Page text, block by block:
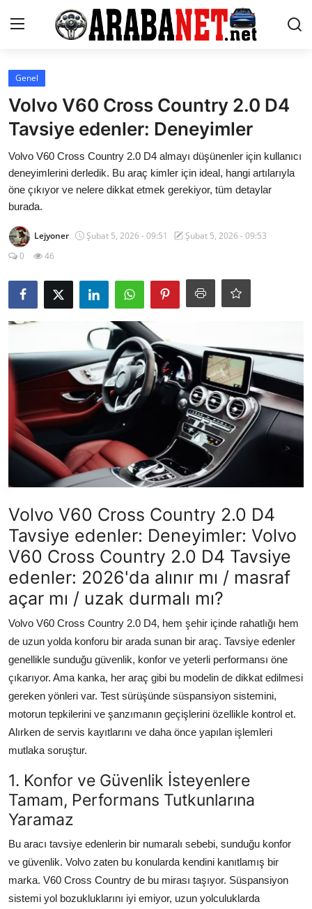
Giriş yapmak
Anasayfa
Araba Markaları
Paketler
Karşılaştırmalar
Bakım & Arıza Çözümleri
İkinci El & Ekspertiz
Muayene & Emisyon
Trafik Cezaları & Mevzuat
Ehliyet & Ruhsat İşlemleri
Sigorta & Kasko
Yakıt, LPG & Elektrikli
Genel
Volvo V60 Cross Country 2.0 D4
Tavsiye edenler: Deneyimler
Volvo V60 Cross Country 2.0 D4 almayı düşünenler için kullanıcı
deneyimlerini derledik. Bu araç kimler için ideal, hangi artılarıyla
öne çıkıyor ve nelere dikkat etmek gerekiyor, tüm detaylar
burada.
Lejyoner Şubat 5, 2026 - 09:51
Şubat 5, 2026 - 09:53
0
46
Volvo V60 Cross Country 2.0 D4
Tavsiye edenler: Deneyimler: Volvo
V60 Cross Country 2.0 D4 Tavsiye
edenler: 2026'da alınır mı / masraf
açar mı / uzak durmalı mı?
Volvo V60 Cross Country 2.0 D4, hem şehir içinde rahatlığı hem
de uzun yolda konforu bir arada sunan bir araç. Tavsiye edenler
genellikle sunduğu güvenlik, konfor ve yeterli performansı öne
çıkarıyor. Ama kanka, her araç gibi bu modelin de dikkat edilmesi
gereken yönleri var. Test sürüşünde süspansiyon sistemini,
motorun tepkilerini ve şanzımanın geçişlerini özellikle kontrol et.
Alırken de servis kayıtlarını ve daha önce yapılan işlemleri
mutlaka soruştur.
1. Konfor ve Güvenlik İsteyenlere
Tamam, Performans Tutkunlarına
Yaramaz
Bu aracı tavsiye edenlerin bir numaralı sebebi, sunduğu konfor
ve güvenlik. Volvo zaten bu konularda kendini kanıtlamış bir
marka. V60 Cross Country de bu mirası taşıyor. Süspansiyon
sistemi yol bozukluklarını iyi emiyor, uzun yolculuklarda